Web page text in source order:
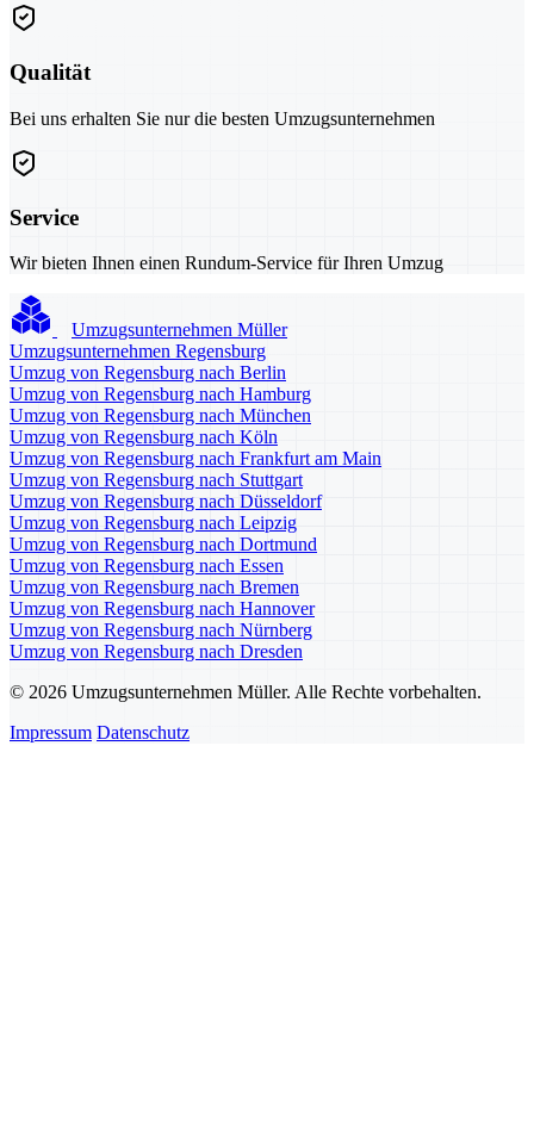
Qualität
Bei uns erhalten Sie nur die besten Umzugsunternehmen
Service
Wir bieten Ihnen einen Rundum-Service für Ihren Umzug
Umzugsunternehmen Müller
Umzugsunternehmen Regensburg
Umzug von Regensburg nach Berlin
Umzug von Regensburg nach Hamburg
Umzug von Regensburg nach München
Umzug von Regensburg nach Köln
Umzug von Regensburg nach Frankfurt am Main
Umzug von Regensburg nach Stuttgart
Umzug von Regensburg nach Düsseldorf
Umzug von Regensburg nach Leipzig
Umzug von Regensburg nach Dortmund
Umzug von Regensburg nach Essen
Umzug von Regensburg nach Bremen
Umzug von Regensburg nach Hannover
Umzug von Regensburg nach Nürnberg
Umzug von Regensburg nach Dresden
© 2026 Umzugsunternehmen Müller. Alle Rechte vorbehalten.
Impressum Datenschutz